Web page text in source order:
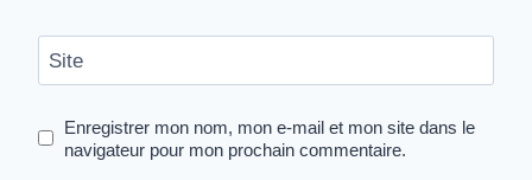
Site
Enregistrer mon nom, mon e-mail et mon site dans le
navigateur pour mon prochain commentaire.